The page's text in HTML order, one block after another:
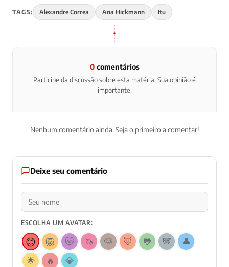
TAGS: Alexandre Correa Ana Hickmann Itu
0comentários
Participe da discussão sobre esta matéria. Sua opinião é
importante.
Nenhum comentário ainda. Seja o primeiro a comentar!
Deixe seu comentário
ESCOLHA UM AVATAR:
😊 🦁 🐱 🦄 🐶 🦊 🐸 🐼
👤
🌟
🔥 💎